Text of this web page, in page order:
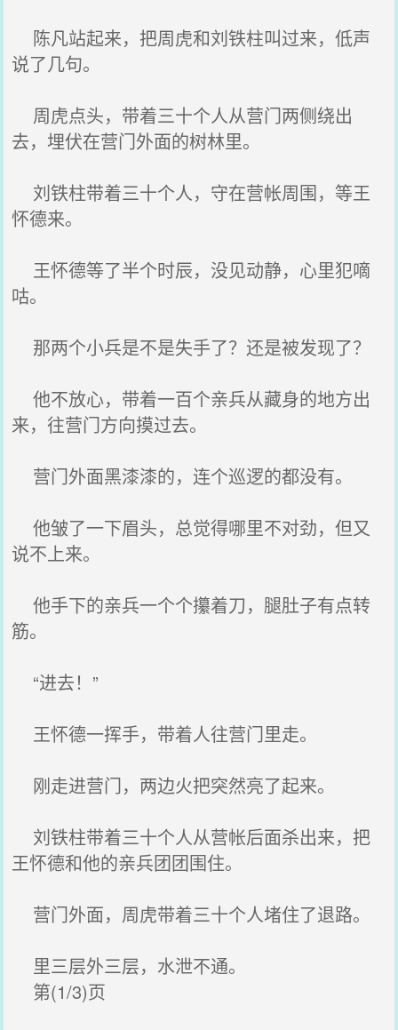
陈凡站起来，把周虎和刘铁柱叫过来，低声
说了几句。
周虎点头，带着三十个人从营门两侧绕出
去，埋伏在营门外面的树林里。
刘铁柱带着三十个人，守在营帐周围，等王
怀德来。
王怀德等了半个时辰，没见动静，心里犯嘀
咕。
那两个小兵是不是失手了？还是被发现了？
他不放心，带着一百个亲兵从藏身的地方出
来，往营门方向摸过去。
营门外面黑漆漆的，连个巡逻的都没有。
他皱了一下眉头，总觉得哪里不对劲，但又
说不上来。
他手下的亲兵一个个攥着刀，腿肚子有点转
筋。
“进去！”
王怀德一挥手，带着人往营门里走。
刚走进营门，两边火把突然亮了起来。
刘铁柱带着三十个人从营帐后面杀出来，把
王怀德和他的亲兵团团围住。
营门外面，周虎带着三十个人堵住了退路。
里三层外三层，水泄不通。
第(1/3)页